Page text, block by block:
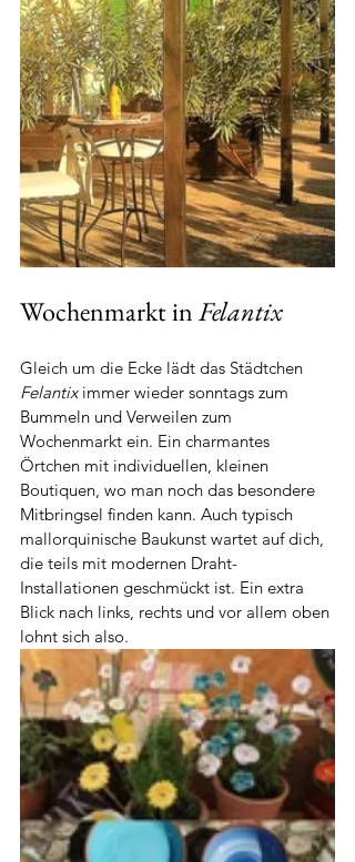
Wochenmarkt in Felantix
Gleich um die Ecke lädt das Städtchen
Felantix immer wieder sonntags zum
Bummeln und Verweilen zum
Wochenmarkt ein. Ein charmantes
Örtchen mit individuellen, kleinen
Boutiquen, wo man noch das besondere
Mitbringsel finden kann. Auch typisch
mallorquinische Baukunst wartet auf dich,
die teils mit modernen Draht-
Installationen geschmückt ist. Ein extra
Blick nach links, rechts und vor allem oben
lohnt sich also.